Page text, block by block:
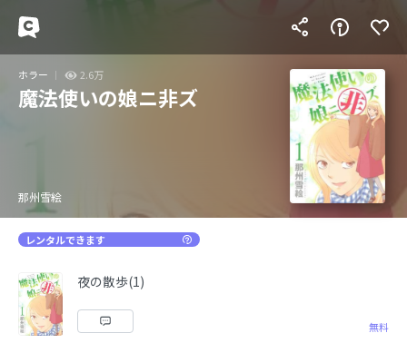
ホラー 2.6万
魔法使いの娘ニ非ズ
那州雪絵
レンタルできます
夜の散歩(1)
無料